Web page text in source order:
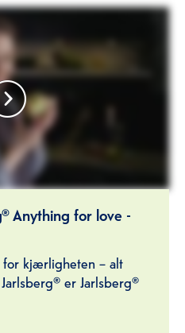
Anything for love -
for kjærligheten – alt
er Jarlsberg®